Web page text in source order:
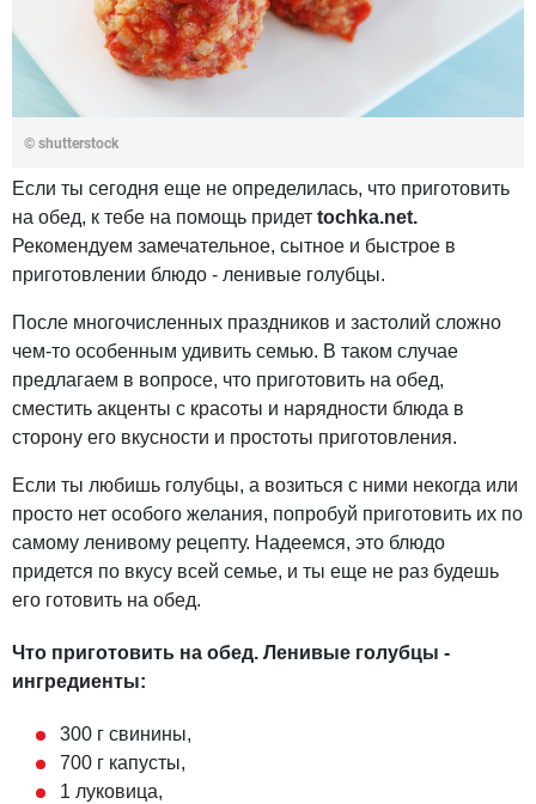
© shutterstock
Если ты сегодня еще не определилась, что приготовить
на обед, к тебе на помощь придет tochka.net.
Рекомендуем замечательное, сытное и быстрое в
приготовлении блюдо - ленивые голубцы.
После многочисленных праздников и застолий сложно
чем-то особенным удивить семью. В таком случае
предлагаем в вопросе, что приготовить на обед,
сместить акценты с красоты и нарядности блюда в
сторону его вкусности и простоты приготовления.
Если ты любишь голубцы, а возиться с ними некогда или
просто нет особого желания, попробуй приготовить их по
самому ленивому рецепту. Надеемся, это блюдо
придется по вкусу всей семье, и ты еще не раз будешь
его готовить на обед.
Что приготовить на обед. Ленивые голубцы -
ингредиенты:
300 г свинины,
700 г капусты,
1 луковица,